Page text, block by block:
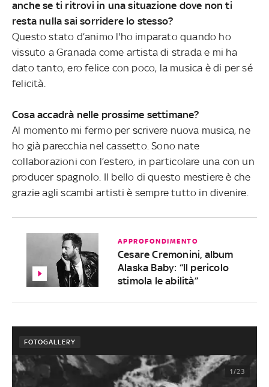
anche se ti ritrovi in una situazione dove non ti
resta nulla sai sorridere lo stesso?
Questo stato d’animo l'ho imparato quando ho
vissuto a Granada come artista di strada e mi ha
dato tanto, ero felice con poco, la musica è di per sé
felicità.
Cosa accadrà nelle prossime settimane?
Al momento mi fermo per scrivere nuova musica, ne
ho già parecchia nel cassetto. Sono nate
collaborazioni con l’estero, in particolare una con un
producer spagnolo. Il bello di questo mestiere è che
grazie agli scambi artisti è sempre tutto in divenire.
APPROFONDIMENTO
Cesare Cremonini, album
Alaska Baby: “Il pericolo
stimola le abilità”
FOTOGALLERY
1/23